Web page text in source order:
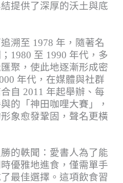
提供了深厚的沃土與底
溯至 1978 年，隨著名
1980 至 1990 年代，多
聚，使此地逐漸形成密
年代，在媒體與社群
自 2011 年起舉辦、每
的「神田咖哩大賽」，
象愈發鞏固，聲名更橫
的軼聞：愛書人為了能
優雅地進食，僅需單手
最佳選擇。這項飲食習